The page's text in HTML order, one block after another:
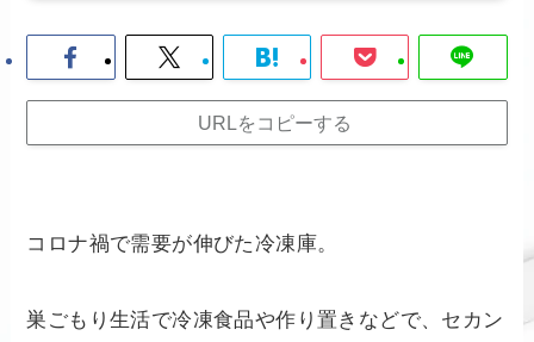
URLをコピーする
コロナ禍で需要が伸びた冷凍庫。
巣ごもり生活で冷凍食品や作り置きなどで、セカン